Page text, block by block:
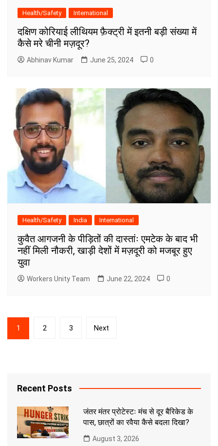
Health/Safety International
दक्षिण कोरियाई लीथियम फ़ैक्ट्री में इतनी बड़ी संख्या में
कैसे मरे चीनी मज़दूर?
Abhinav Kumar June 25, 2024 0
Health/Safety India International
कुवैत आगजनी के पीड़ितों की दास्तांः एमटेक के बाद भी
नहीं मिली नौकरी, खाड़ी देशों में मज़दूरी को मजबूर हुए
युवा
Workers Unity Team June 22, 2024 0
Posts
pagination
1 2 3 Next
Recent Posts
जंतर मंतर प्रोटेस्टः मंच से दूर बैरिकेड के
पास, छात्रों का रवैया कैसे बदला दिखा?
August 3, 2026